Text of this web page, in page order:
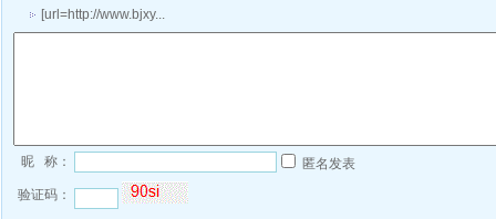
[url=http://www.bjxy...
昵 称：
匿名发表
验证码：